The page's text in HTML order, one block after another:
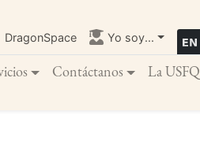
DragonSpace Yo soy...
Contáctanos La USFQ